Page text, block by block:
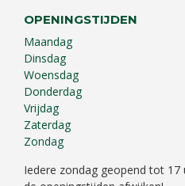
OPENINGSTIJDEN
Maandag
Dinsdag
Woensdag
Donderdag
Vrijdag
Zaterdag
Zondag
Iedere zondag geopend tot 17